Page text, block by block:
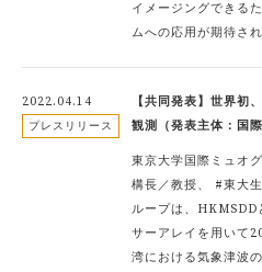
イメージングできる
ムへの応用が期待され
2022.04.14
プレスリリース
【共同発表】世界初
観測（発表主体：国
東京大学国際ミュオ
構長／教授、 #東大
ループは、HKMSDD
サーアレイを用いて
湾における気象津波